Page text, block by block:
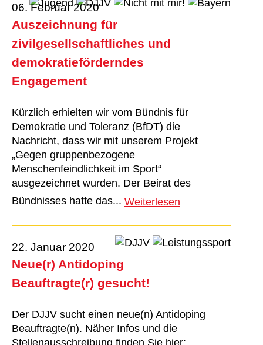
06. Februar 2020
Auszeichnung für
zivilgesellschaftliches und
demokratieförderndes
Engagement
Kürzlich erhielten wir vom Bündnis für
Demokratie und Toleranz (BfDT) die
Nachricht, dass wir mit unserem Projekt
„Gegen gruppenbezogene
Menschenfeindlichkeit im Sport“
ausgezeichnet wurden. Der Beirat des
Bündnisses hatte das... Weiterlesen
22. Januar 2020
Neue(r) Antidoping
Beauftragte(r) gesucht!
Der DJJV sucht einen neue(n) Antidoping
Beauftragte(n). Näher Infos und die